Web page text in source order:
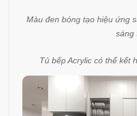
Màu đen bóng tạo hiệu ứng
sáng
Tủ bếp Acrylic có thể kết